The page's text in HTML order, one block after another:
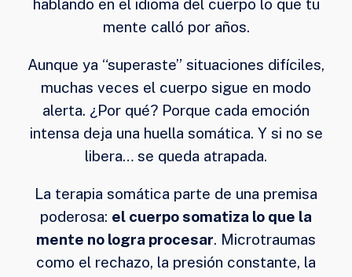
hablando en el idioma del cuerpo lo que tu
mente calló por años.
Aunque ya “superaste” situaciones difíciles,
muchas veces el cuerpo sigue en modo
alerta. ¿Por qué? Porque cada emoción
intensa deja una huella somática. Y si no se
libera… se queda atrapada.
La terapia somática parte de una premisa
poderosa: el cuerpo somatiza lo que la
mente no logra procesar. Microtraumas
como el rechazo, la presión constante, la